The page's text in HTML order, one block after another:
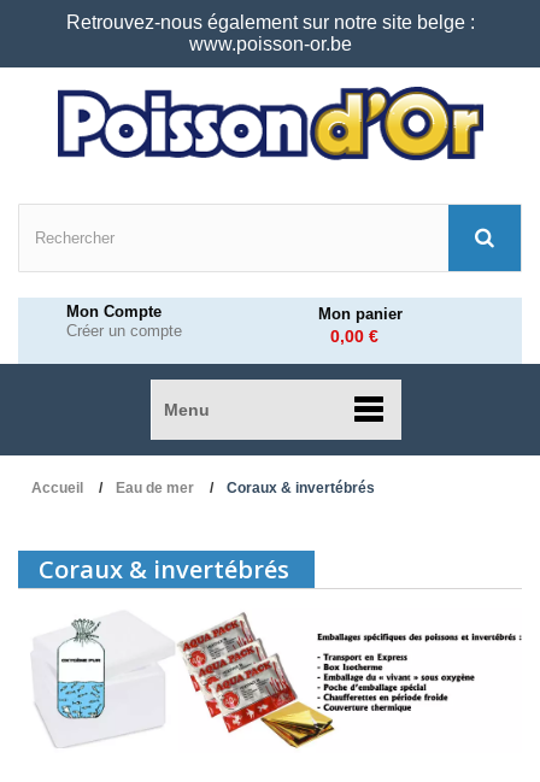
Retrouvez-nous également sur notre site belge :
www.poisson-or.be
Mon Compte
Créer un compte
Mon panier
0,00 €
Menu
Accueil Eau de mer Coraux & invertébrés
Coraux & invertébrés